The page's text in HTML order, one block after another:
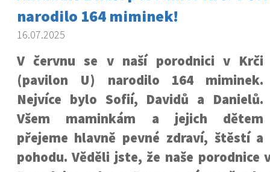
narodilo 164 miminek!
16.07.2025
V červnu se v naší porodnici v Krči
(pavilon U) narodilo 164 miminek.
Nejvíce bylo Sofií, Davidů a Danielů.
Všem maminkám a jejich dětem
přejeme hlavně pevné zdraví, štěstí a
pohodu. Věděli jste, že naše porodnice